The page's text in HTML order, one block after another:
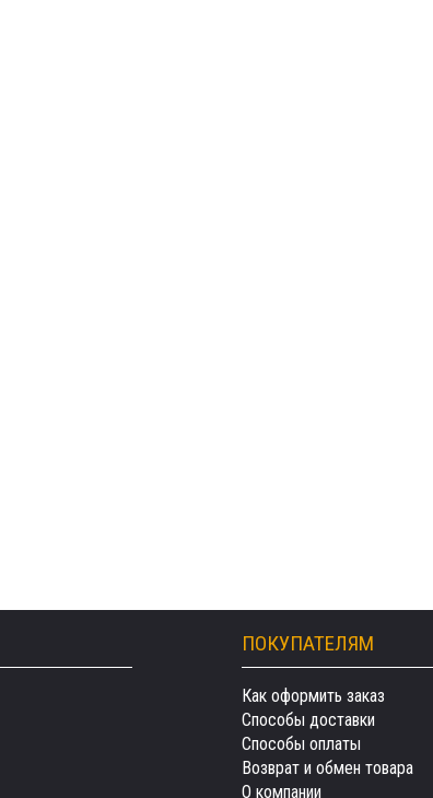
ПОКУПАТЕЛЯМ
Как оформить заказ
Способы доставки
Способы оплаты
Возврат и обмен товара
О компании